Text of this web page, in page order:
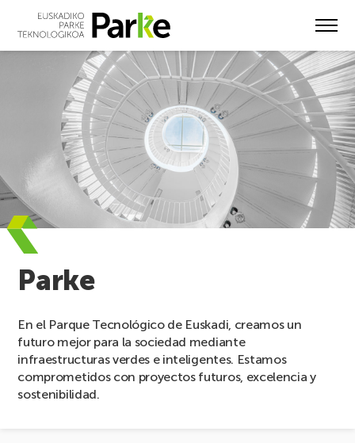
Parke
En el Parque Tecnológico de Euskadi, creamos un
futuro mejor para la sociedad mediante
infraestructuras verdes e inteligentes. Estamos
comprometidos con proyectos futuros, excelencia y
sostenibilidad.